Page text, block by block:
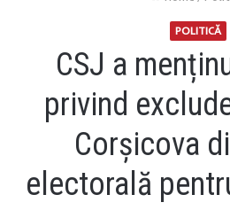
POLITICĂ
CSJ a
privind
Corșicova
electorală